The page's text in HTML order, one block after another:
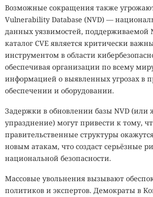
Возможные сокращения также
Vulnerability Database (NVD) —
данных уязвимостей, поддерживаемой
каталог CVE является критически
инструментом в области
обеспечивая организации по всему
информацией о выявленных угрозах в
обеспечении и оборудовании.
Задержки в обновлении базы NVD (или
упразднение) могут привести к тому,
правительственные структуры
новым атакам, что создаст серьёзные
национальной безопасности.
Массовые увольнения вызывают
политиков и экспертов. Демократы в